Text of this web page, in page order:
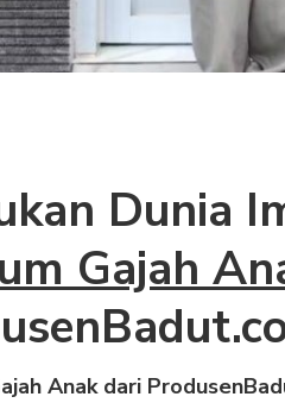
Dunia
Gajah
Anak dari